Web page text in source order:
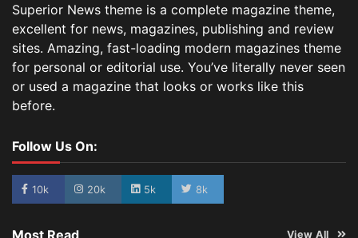
Superior News theme is a complete magazine theme,
excellent for news, magazines, publishing and review
sites. Amazing, fast-loading modern magazines theme
for personal or editorial use. You’ve literally never seen
or used a magazine that looks or works like this
before.
Follow Us On:
10k 20k 5k 8k
Most Read View All